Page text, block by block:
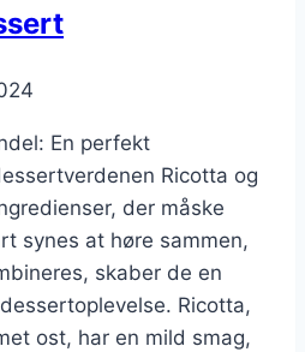
En perfekt
Ricotta og
der måske
synes at høre sammen,
skaber de en
Ricotta,
ost, har en mild smag,